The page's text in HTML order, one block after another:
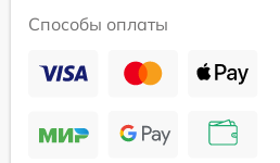
Способы оплаты